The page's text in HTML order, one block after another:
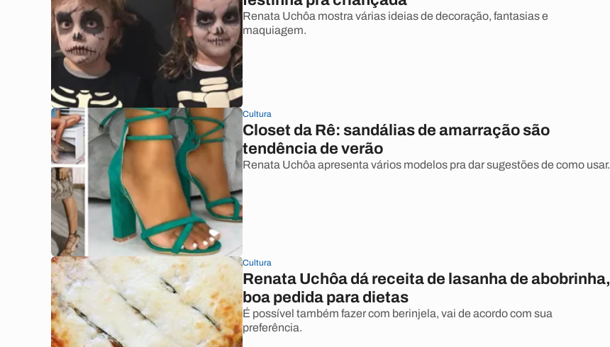
Renata Uchôa mostra várias ideias de decoração, fantasias e
maquiagem.
Cultura
Closet da Rê: sandálias de amarração são
tendência de verão
Renata Uchôa apresenta vários modelos pra dar sugestões de como usar.
Cultura
Renata Uchôa dá receita de lasanha de abobrinha,
boa pedida para dietas
É possível também fazer com berinjela, vai de acordo com sua
preferência.